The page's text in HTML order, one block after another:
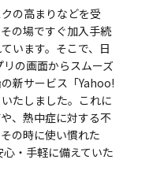
の高まりなどを受
の場ですぐ加入手続
います。そこで、日
の画面からスムーズ
新サービス「Yahoo!
たしました。これに
、熱中症に対する不
の時に使い慣れた
心・手軽に備えていた